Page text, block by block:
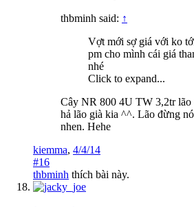
thbminh said: ↑
Vợt mới sợ giá với ko
pm cho mình cái giá
nhé
Click to expand...
Cây NR 800 4U TW 3,2tr lão
hả lão già kia ^^. Lão đừng
nhen. Hehe
kiemma, 4/4/14
#16
thbminh thích bài này.